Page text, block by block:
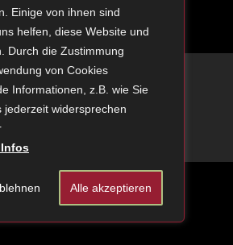
Einige von ihnen sind
helfen, diese Website und
Durch die Zustimmung
von Cookies
Informationen, z.B. wie Sie
jederzeit widersprechen
Alle akzeptieren